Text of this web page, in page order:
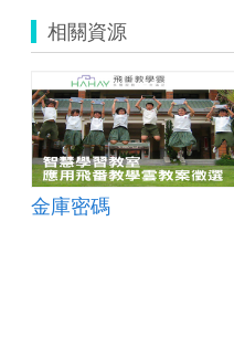
相關資源
金庫密碼